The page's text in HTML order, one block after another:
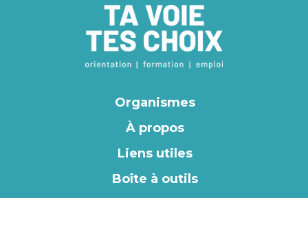
Organismes
À propos
Liens utiles
Boîte à outils